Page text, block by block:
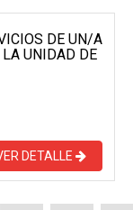
DE UN/A
UNIDAD DE
DETALLE